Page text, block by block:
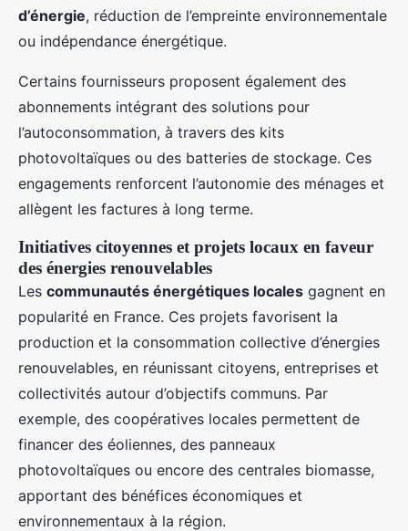
d’énergie, réduction de l’empreinte environnementale
ou indépendance énergétique.
Certains fournisseurs proposent également des
abonnements intégrant des solutions pour
l’autoconsommation, à travers des kits
photovoltaïques ou des batteries de stockage. Ces
engagements renforcent l’autonomie des ménages et
allègent les factures à long terme.
Initiatives citoyennes et projets locaux en faveur
des énergies renouvelables
Les communautés énergétiques locales gagnent en
popularité en France. Ces projets favorisent la
production et la consommation collective d’énergies
renouvelables, en réunissant citoyens, entreprises et
collectivités autour d’objectifs communs. Par
exemple, des coopératives locales permettent de
financer des éoliennes, des panneaux
photovoltaïques ou encore des centrales biomasse,
apportant des bénéfices économiques et
environnementaux à la région.